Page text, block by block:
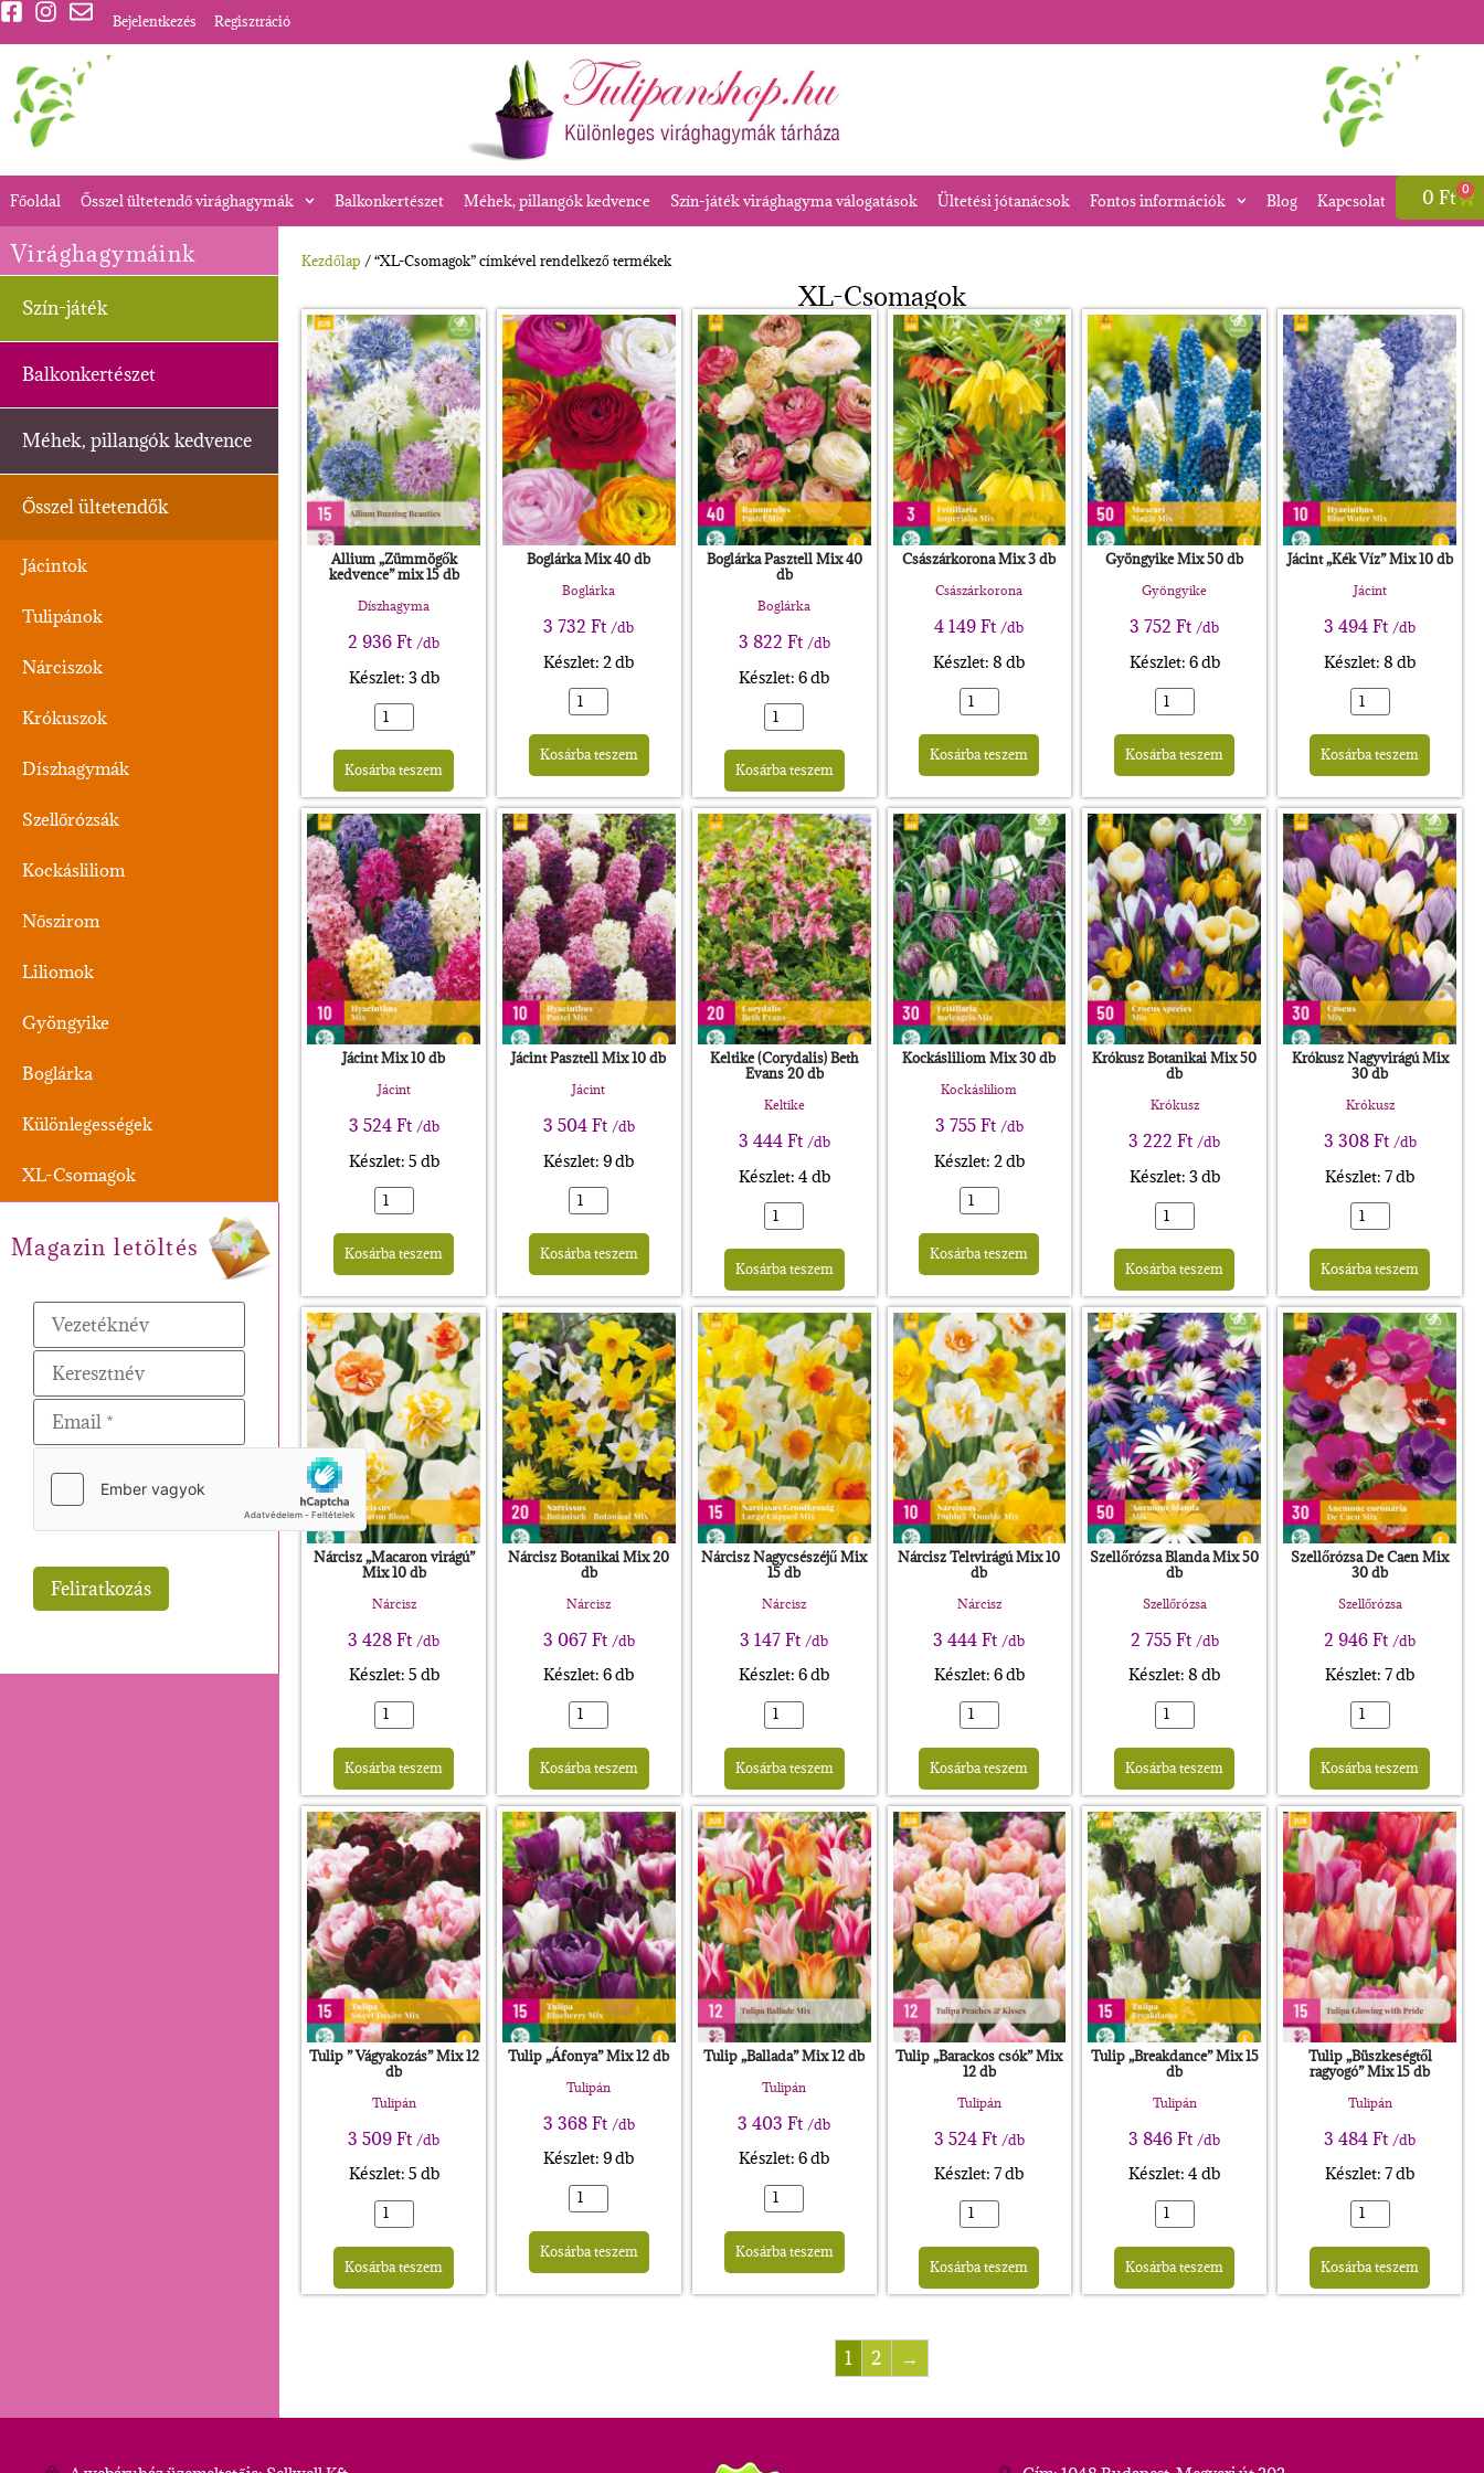
Bejelentkezés Regisztráció
Főoldal Ősszel ültetendő virághagymák Balkonkertészet Méhek, pillangók kedvence Szín-játék virághagyma válogatások Ültetési jótanácsok Fontos információk Blog Kapcsolat 0Ft 0
Virághagymáink
Szín-játék
Balkonkertészet
Méhek, pillangók kedvence
Ősszel ültetendők
Jácintok
Tulipánok
Nárciszok
Krókuszok
Díszhagymák
Szellőrózsák
Kockásliliom
Nőszirom
Liliomok
Gyöngyike
Boglárka
Különlegességek
XL-Csomagok
Magazin letöltés
Kezdőlap / “XL-Csomagok” címkével rendelkező termékek
XL-Csomagok
Allium „Zümmögők
kedvence” mix 15 db
Díszhagyma
2 936Ft /db
Készlet: 3 db
Kosárba teszem
Alternative:
Boglárka Mix 40 db
Boglárka
3 732Ft /db
Készlet: 2 db
Kosárba teszem
Alternative:
Boglárka Pasztell Mix 40
db
Boglárka
3 822 Ft /db
Készlet: 6 db
Kosárba teszem
Alternative:
Császárkorona Mix 3 db
Császárkorona
4 149Ft /db
Készlet: 8 db
Kosárba teszem
Alternative:
Gyöngyike Mix 50 db
Gyöngyike
3 752Ft /db
Készlet: 6 db
Kosárba teszem
Alternative:
Jácint „Kék Víz” Mix 10 db
Jácint
3 494Ft /db
Készlet: 8 db
Kosárba teszem
Jácint Mix 10 db
Jácint
3 524Ft /db
Készlet: 5 db
Kosárba teszem
Alternative:
Jácint Pasztell Mix 10 db
Jácint
3 504Ft /db
Készlet: 9 db
Kosárba teszem
Alternative:
Keltike (Corydalis) Beth
Evans 20 db
Keltike
3 444Ft /db
Készlet: 4 db
Kosárba teszem
Alternative:
Kockásliliom Mix 30 db
Kockásliliom
3 755Ft /db
Készlet: 2 db
Kosárba teszem
Krókusz Botanikai Mix 50
db
Krókusz
3 222Ft /db
Készlet: 3 db
Kosárba teszem
Alternative:
Krókusz Nagyvirágú Mix
30 db
Krókusz
3 308Ft /db
Készlet: 7 db
Kosárba teszem
Nárcisz „Macaron virágú”
Mix 10 db
Nárcisz
3 428Ft /db
Készlet: 5 db
Kosárba teszem
Alternative:
Nárcisz Botanikai Mix 20
db
Nárcisz
3 067Ft /db
Készlet: 6 db
Kosárba teszem
Alternative:
Nárcisz Nagycsészéjű Mix
15 db
Nárcisz
3 147Ft /db
Készlet: 6 db
Kosárba teszem
Alternative:
Nárcisz Teltvirágú Mix 10
db
Nárcisz
3 444Ft /db
Készlet: 6 db
Kosárba teszem
Alternative:
Szellőrózsa Blanda Mix 50
db
Szellőrózsa
2 755Ft /db
Készlet: 8 db
Kosárba teszem
Alternative:
Szellőrózsa De Caen Mix
30 db
Szellőrózsa
2 946Ft /db
Készlet: 7 db
Kosárba teszem
Tulip ” Vágyakozás” Mix 12
db
Tulipán
3 509Ft /db
Készlet: 5 db
Kosárba teszem
Alternative:
Tulip „Áfonya” Mix 12 db
Tulipán
3 368Ft /db
Készlet: 9 db
Kosárba teszem
Alternative:
Tulip „Ballada” Mix 12 db
Tulipán
3 403Ft /db
Készlet: 6 db
Kosárba teszem
Alternative:
Tulip „Barackos csók” Mix
12 db
Tulipán
3 524Ft /db
Készlet: 7 db
Kosárba teszem
Alternative:
Tulip „Breakdance” Mix 15
db
Tulipán
3 846Ft /db
Készlet: 4 db
Kosárba teszem
Alternative:
Tulip „Büszkeségtől
ragyogó” Mix 15 db
Tulipán
3 484Ft /db
Készlet: 7 db
Kosárba teszem
1 2 →